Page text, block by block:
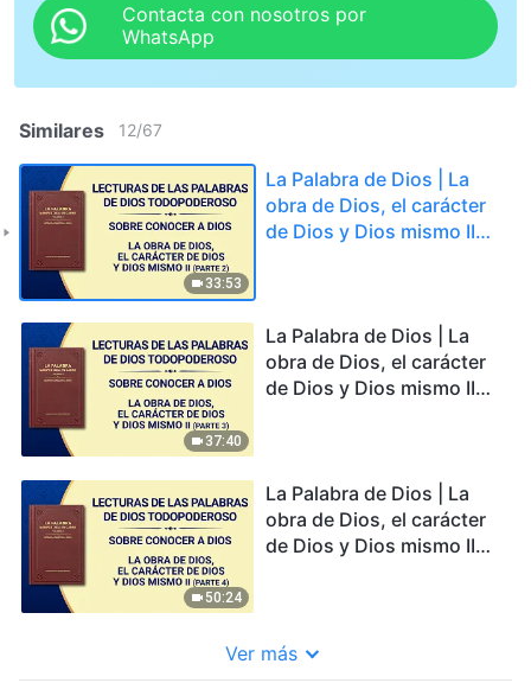
Contacta con nosotros por
WhatsApp
Similares 12/67
33:53
La Palabra de Dios | La
obra de Dios, el carácter
de Dios y Dios mismo II
37:40
La Palabra de Dios | La
obra de Dios, el carácter
de Dios y Dios mismo II
50:24
La Palabra de Dios | La
obra de Dios, el carácter
de Dios y Dios mismo II
Ver más